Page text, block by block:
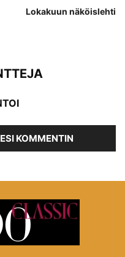
Lokakuun näköislehti
KOMMENTIN